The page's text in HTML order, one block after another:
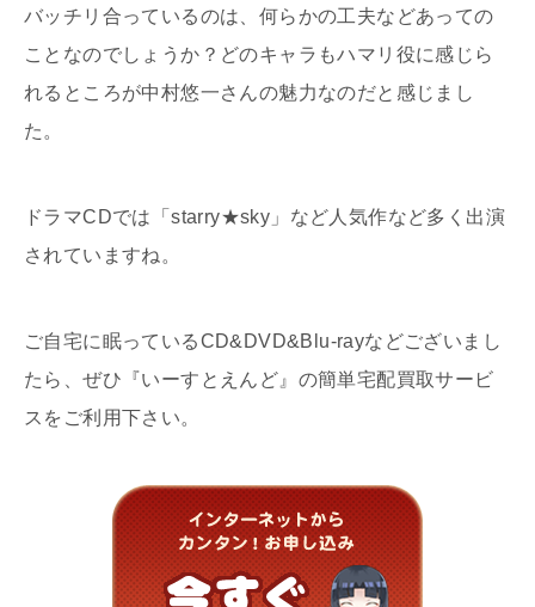
バッチリ合っているのは、何らかの工夫などあっての
ことなのでしょうか？どのキャラもハマリ役に感じら
れるところが中村悠一さんの魅力なのだと感じまし
た。
ドラマCDでは「starry★sky」など人気作など多く出演
されていますね。
ご自宅に眠っているCD&DVD&Blu-rayなどございまし
たら、ぜひ『いーすとえんど』の簡単宅配買取サービ
スをご利用下さい。